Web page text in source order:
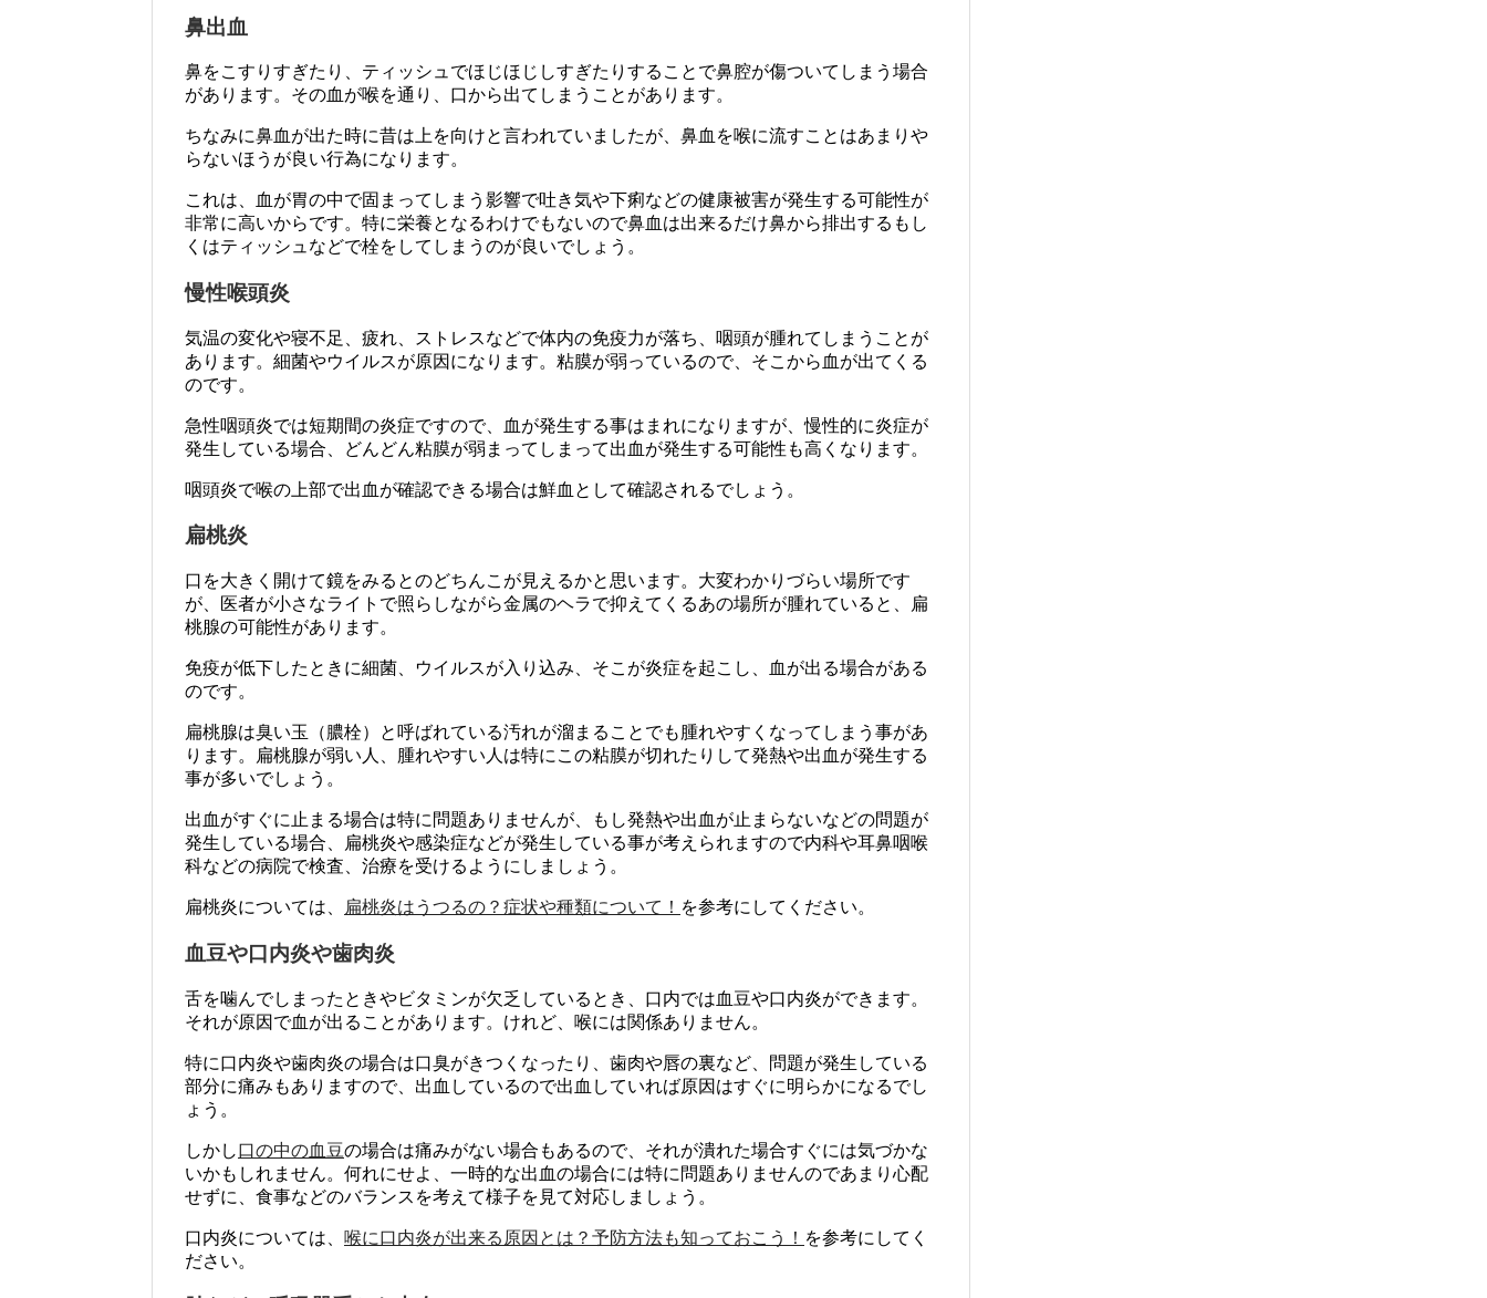
鼻出血
鼻をこすりすぎたり、ティッシュでほじほじしすぎたりすることで鼻腔が傷ついてしまう場合
があります。その血が喉を通り、口から出てしまうことがあります。
ちなみに鼻血が出た時に昔は上を向けと言われていましたが、鼻血を喉に流すことはあまりや
らないほうが良い行為になります。
これは、血が胃の中で固まってしまう影響で吐き気や下痢などの健康被害が発生する可能性が
非常に高いからです。特に栄養となるわけでもないので鼻血は出来るだけ鼻から排出するもし
くはティッシュなどで栓をしてしまうのが良いでしょう。
慢性喉頭炎
気温の変化や寝不足、疲れ、ストレスなどで体内の免疫力が落ち、咽頭が腫れてしまうことが
あります。細菌やウイルスが原因になります。粘膜が弱っているので、そこから血が出てくる
のです。
急性咽頭炎では短期間の炎症ですので、血が発生する事はまれになりますが、慢性的に炎症が
発生している場合、どんどん粘膜が弱まってしまって出血が発生する可能性も高くなります。
咽頭炎で喉の上部で出血が確認できる場合は鮮血として確認されるでしょう。
扁桃炎
口を大きく開けて鏡をみるとのどちんこが見えるかと思います。大変わかりづらい場所です
が、医者が小さなライトで照らしながら金属のヘラで抑えてくるあの場所が腫れていると、扁
桃腺の可能性があります。
免疫が低下したときに細菌、ウイルスが入り込み、そこが炎症を起こし、血が出る場合がある
のです。
扁桃腺は臭い玉（膿栓）と呼ばれている汚れが溜まることでも腫れやすくなってしまう事があ
ります。扁桃腺が弱い人、腫れやすい人は特にこの粘膜が切れたりして発熱や出血が発生する
事が多いでしょう。
出血がすぐに止まる場合は特に問題ありませんが、もし発熱や出血が止まらないなどの問題が
発生している場合、扁桃炎や感染症などが発生している事が考えられますので内科や耳鼻咽喉
科などの病院で検査、治療を受けるようにしましょう。
扁桃炎については、 扁桃炎はうつるの？症状や種類について！ を参考にしてください。
血豆や口内炎や歯肉炎
舌を噛んでしまったときやビタミンが欠乏しているとき、口内では血豆や口内炎ができます。
それが原因で血が出ることがあります。けれど、喉には関係ありません。
特に口内炎や歯肉炎の場合は口臭がきつくなったり、歯肉や唇の裏など、問題が発生している
部分に痛みもありますので、出血しているので出血していれば原因はすぐに明らかになるでし
ょう。
しかし口の中の血豆の場合は痛みがない場合もあるので、それが潰れた場合すぐには気づかな
いかもしれません。何れにせよ、一時的な出血の場合には特に問題ありませんのであまり心配
せずに、食事などのバランスを考えて様子を見て対応しましょう。
口内炎については、 喉に口内炎が出来る原因とは？予防方法も知っておこう！ を参考にしてく
ださい。